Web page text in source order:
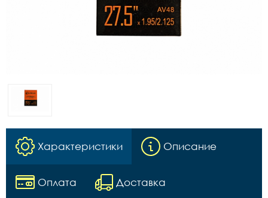
Характеристики Описание
Оплата Доставка